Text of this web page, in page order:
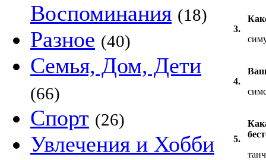
Воспоминания (18)
Разное (40)
Семья, Дом, Дети
(66)
Спорт (26)
Увлечения и Хобби
3.
4.
5.